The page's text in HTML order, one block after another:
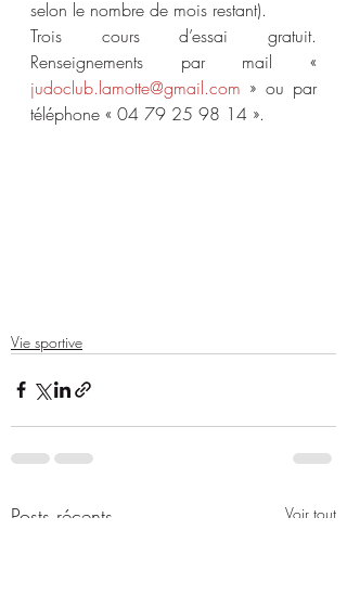
selon le nombre de mois restant).
Trois cours d’essai gratuit.
judoclub.lamotte@gmail.com » ou par
téléphone « 04 79 25 98 14 ».
Vie sportive
Posts récents Voir tout